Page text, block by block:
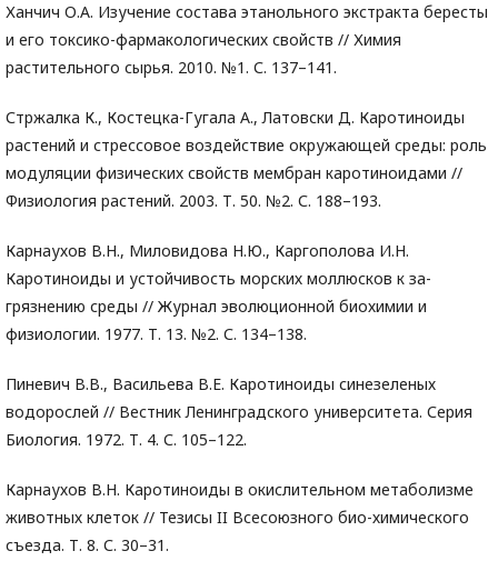
Ханчич О.А. Изучение состава этанольного экстракта бересты
и его токсико-фармакологических свойств // Химия
растительного сырья. 2010. №1. С. 137–141.
Стржалка К., Костецка-Гугала А., Латовски Д. Каротиноиды
растений и стрессовое воздействие окружающей среды: роль
модуляции физических свойств мембран каротиноидами //
Физиология растений. 2003. Т. 50. №2. С. 188–193.
Карнаухов В.Н., Миловидова Н.Ю., Каргополова И.Н.
Каротиноиды и устойчивость морских моллюсков к за-
грязнению среды // Журнал эволюционной биохимии и
физиологии. 1977. Т. 13. №2. С. 134–138.
Пиневич В.В., Васильева В.Е. Каротиноиды синезеленых
водорослей // Вестник Ленинградского университета. Серия
Биология. 1972. Т. 4. С. 105–122.
Карнаухов В.Н. Каротиноиды в окислительном метаболизме
животных клеток // Тезисы II Всесоюзного био-химического
съезда. Т. 8. С. 30–31.